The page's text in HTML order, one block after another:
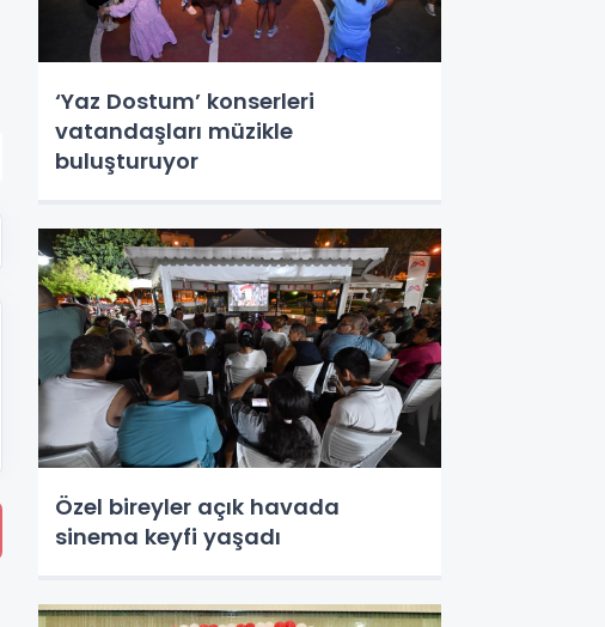
‘Yaz Dostum’ konserleri
vatandaşları müzikle
buluşturuyor
Özel bireyler açık havada
sinema keyfi yaşadı